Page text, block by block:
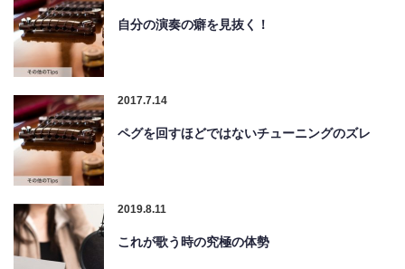
自分の演奏の癖を見抜く！
2017.7.14
ペグを回すほどではないチューニングのズレ
2019.8.11
これが歌う時の究極の体勢